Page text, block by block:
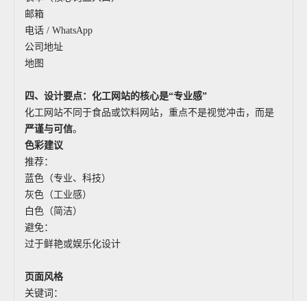
邮箱
电话 / WhatsApp
公司地址
地图
四、设计要点：化工网站的核心是“专业感”
化工网站不同于食品或饮料网站，重点不是视觉冲击，而是
严谨与可信。
色彩建议
推荐：
蓝色（专业、科技）
灰色（工业感）
白色（简洁）
避免：
过于鲜艳或娱乐化设计
页面风格
关键词：